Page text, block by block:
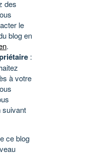
des
le
blog en
.
:
à votre
suivant
ce blog